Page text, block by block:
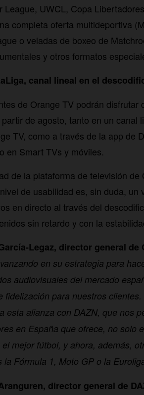
League, UWCL, Copa
completa oferta multideportiva
o veladas de boxeo de
y otros formatos
canal lineal en el
de Orange TV podrán
partir de agosto, tanto en un
TV, como a través de la app de
en Smart TVs y móviles.
de la plataforma de televisión
de usabilidad es, sin duda,
en directo al través del
sin retardo y con la
Legaz, director general de
en su estrategia para
audiovisuales del mercado
fidelización para nuestros
esta alianza con DAZN, que nos
en España que ofrece, no solo
mejor fútbol, y ahora, además,
la Fórmula 1, Moto GP o la
director general de